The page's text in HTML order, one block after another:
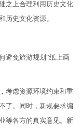
之上合理利用历史文化
历史文化资源。
避免旅游规划“纸上画
考虑资源环境约束和重
了。同时，新规要求编
等各方的真实意见。新